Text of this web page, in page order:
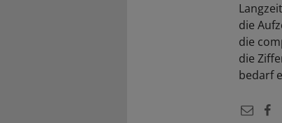
die
die
die
bedarf